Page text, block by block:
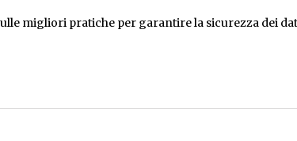
migliori pratiche per garantire la sicurezza dei